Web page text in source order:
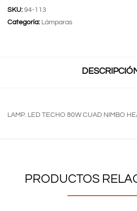
SKU: 94-113
Categoría: Lámparas
LAMP. LED TECHO 80W CUAD NIMBO
PRODUCTOS